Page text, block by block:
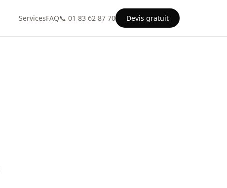
ServicesFAQ📞 01 83 62 87 70 Devis gratuit